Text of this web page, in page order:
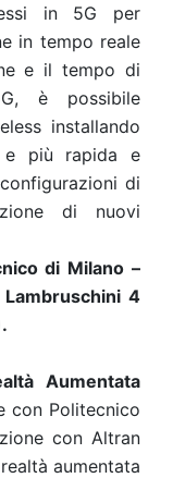
in 5G per
in tempo reale
e il tempo di
è possibile
installando
e più rapida e
di
di nuovi
di Milano –
Lambruschini 4
Aumentata
con Politecnico
con Altran
aumentata